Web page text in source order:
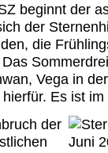
beginnt der
der
die
Vega in
Es ist
der